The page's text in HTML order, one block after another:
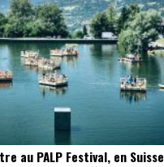
au PALP Festival, en Suisse